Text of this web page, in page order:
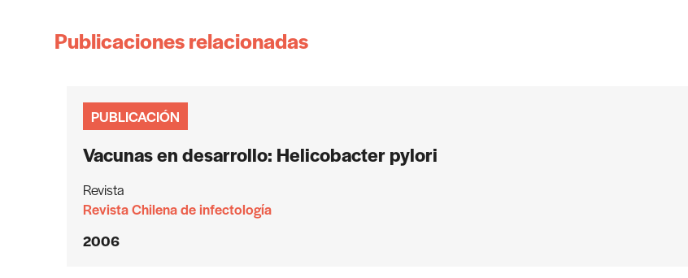
Publicaciones relacionadas
PUBLICACIÓN
Vacunas en desarrollo: Helicobacter pylori
Revista
Revista Chilena de infectología
2006